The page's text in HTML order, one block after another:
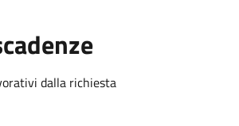
dalla richiesta